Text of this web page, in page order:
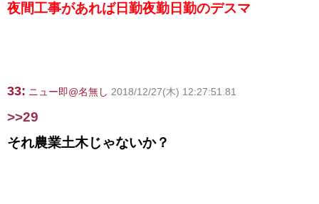
夜間工事があれば日勤夜勤日勤のデスマ
33: ニュー即@名無し 2018/12/27(木) 12:27:51.81
>>29
それ農業土木じゃないか？